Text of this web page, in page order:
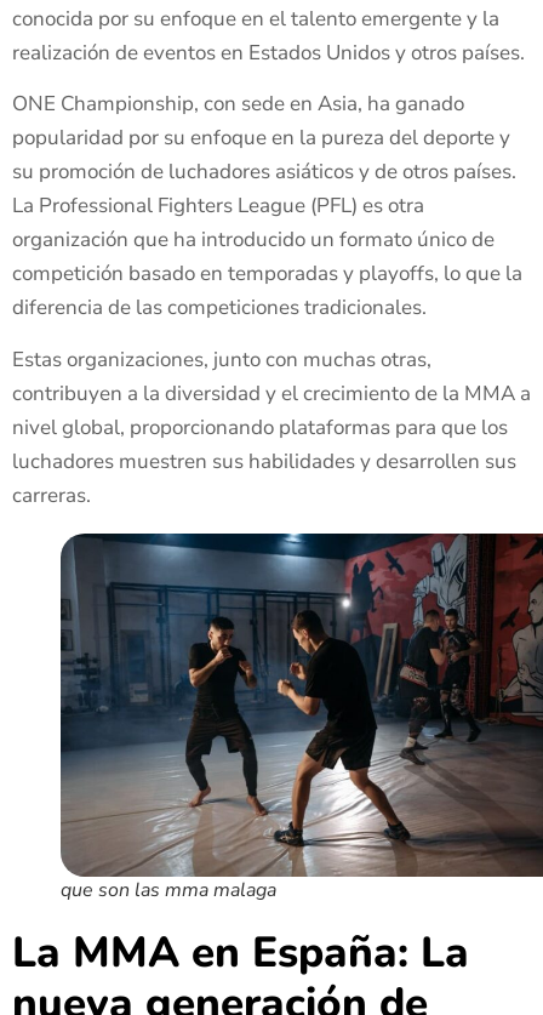
conocida por su enfoque en el talento emergente y la
realización de eventos en Estados Unidos y otros países.
ONE Championship, con sede en Asia, ha ganado
popularidad por su enfoque en la pureza del deporte y
su promoción de luchadores asiáticos y de otros países.
La Professional Fighters League (PFL) es otra
organización que ha introducido un formato único de
competición basado en temporadas y playoffs, lo que la
diferencia de las competiciones tradicionales.
Estas organizaciones, junto con muchas otras,
contribuyen a la diversidad y el crecimiento de la MMA a
nivel global, proporcionando plataformas para que los
luchadores muestren sus habilidades y desarrollen sus
carreras.
que son las mma malaga
La MMA en España: La
nueva generación de